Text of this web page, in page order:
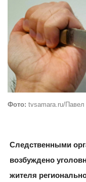
Фото: tvsamara.ru/Павел
Следственными
возбуждено
жителя